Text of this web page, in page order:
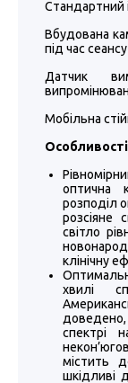
Стандартний
Вбудована
під час
Датчик
Мобільна
оптична
розподіл
розсіяне
світло
клінічну
хвилі
спектрі
містить
шкідливі